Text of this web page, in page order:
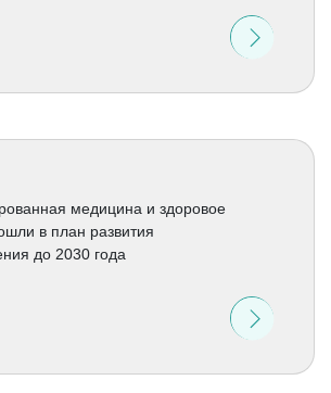
медицина и здоровое
в план развития
до 2030 года